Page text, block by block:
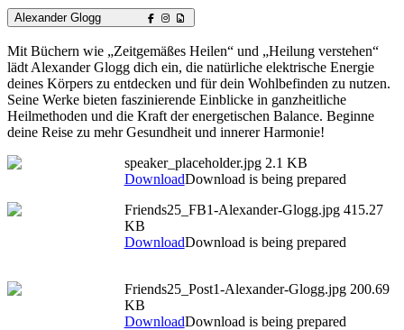
Alexander Glogg
Mit Büchern wie „Zeitgemäßes Heilen“ und „Heilung verstehen“
lädt Alexander Glogg dich ein, die natürliche elektrische Energie
deines Körpers zu entdecken und für dein Wohlbefinden zu nutzen.
Seine Werke bieten faszinierende Einblicke in ganzheitliche
Heilmethoden und die Kraft der energetischen Balance. Beginne
deine Reise zu mehr Gesundheit und innerer Harmonie!
speaker_placeholder.jpg 2.1 KB
DownloadDownload is being prepared
Friends25_FB1-Alexander-Glogg.jpg 415.27
KB
DownloadDownload is being prepared
Friends25_Post1-Alexander-Glogg.jpg 200.69
KB
DownloadDownload is being prepared